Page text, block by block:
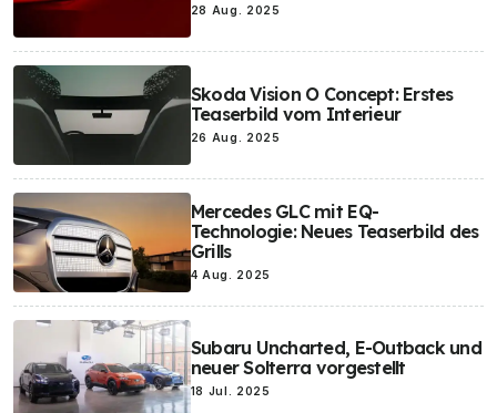
28 Aug. 2025
Skoda Vision O Concept: Erstes
Teaserbild vom Interieur
26 Aug. 2025
Mercedes GLC mit EQ-
Technologie: Neues Teaserbild des
Grills
4 Aug. 2025
Subaru Uncharted, E-Outback und
neuer Solterra vorgestellt
18 Jul. 2025